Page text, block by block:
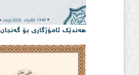
هەندێک ئامۆژگاری بۆ گەنجان